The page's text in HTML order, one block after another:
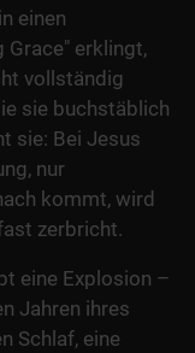
einen
Grace" erklingt,
vollständig
sie buchstäblich
sie: Bei Jesus
nur
kommt, wird
zerbricht.
eine Explosion –
Jahren ihres
Schlaf, eine